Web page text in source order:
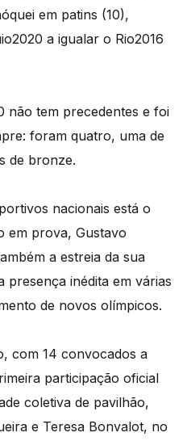
em patins (10),
a igualar o Rio2016
não tem precedentes e foi
foram quatro, uma de
de bronze.
nacionais está o
em prova, Gustavo
a estreia da sua
presença inédita em várias
de novos olímpicos.
com 14 convocados a
participação oficial
coletiva de pavilhão,
e Teresa Bonvalot, no